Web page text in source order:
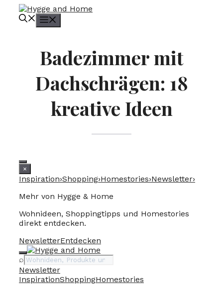
Zum
Inhalt
springen
Badezimmer mit
Dachschrägen: 18
kreative Ideen
×
Inspiration›Shopping›Homestories›Newsletter›
Mehr von Hygge & Home
Wohnideen, Shoppingtipps und Homestories
direkt entdecken.
NewsletterEntdecken
⌕Suche
Newsletter
InspirationShoppingHomestories